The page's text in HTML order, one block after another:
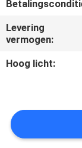
MET
ONS
EEN
OFFERTE
Levering
vermogen:
Hoog licht: